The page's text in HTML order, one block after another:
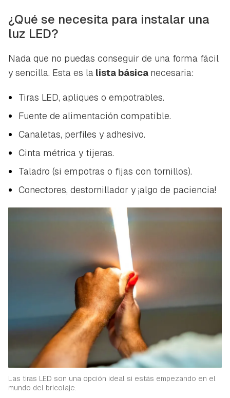
¿Qué se necesita para instalar una
luz LED?
Nada que no puedas conseguir de una forma fácil
y sencilla. Esta es la lista básica necesaria:
Tiras LED, apliques o empotrables.
Fuente de alimentación compatible.
Canaletas, perfiles y adhesivo.
Cinta métrica y tijeras.
Taladro (si empotras o fijas con tornillos).
Conectores, destornillador y ¡algo de paciencia!
Las tiras LED son una opción ideal si estás empezando en el
mundo del bricolaje.